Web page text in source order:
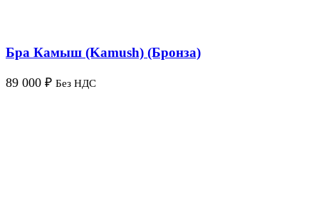
Бра Камыш (Kamush) (Бронза)
89 000 ₽ Без НДС